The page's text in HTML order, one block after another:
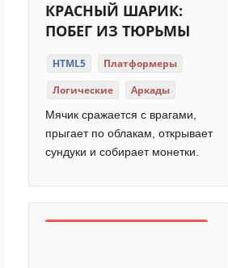
КРАСНЫЙ ШАРИК:
ПОБЕГ ИЗ ТЮРЬМЫ
HTML5
Платформеры
Логические
Аркады
Мячик сражается с врагами,
прыгает по облакам, открывает
сундуки и собирает монетки.